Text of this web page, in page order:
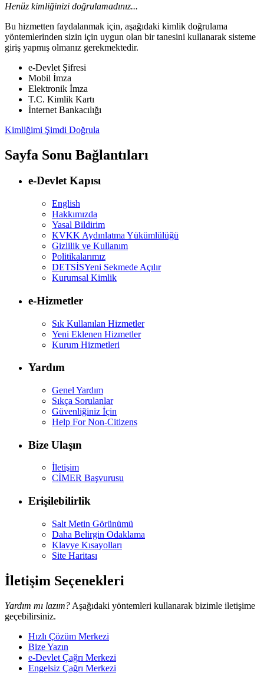
Henüz kimliğinizi doğrulamadınız...
Bu hizmetten faydalanmak için, aşağıdaki kimlik doğrulama
yöntemlerinden sizin için uygun olan bir tanesini kullanarak sisteme
giriş yapmış olmanız gerekmektedir.
e-Devlet Şifresi
Mobil İmza
Elektronik İmza
T.C. Kimlik Kartı
İnternet Bankacılığı
Kimliğimi Şimdi Doğrula
Sayfa Sonu Bağlantıları
e-Devlet Kapısı
English
Hakkımızda
Yasal Bildirim
KVKK Aydınlatma Yükümlülüğü
Gizlilik ve Kullanım
Politikalarımız
DETSİSYeni Sekmede Açılır
Kurumsal Kimlik
e-Hizmetler
Sık Kullanılan Hizmetler
Yeni Eklenen Hizmetler
Kurum Hizmetleri
Yardım
Genel Yardım
Sıkça Sorulanlar
Güvenliğiniz İçin
Help For Non-Citizens
Bize Ulaşın
İletişim
CİMER Başvurusu
Erişilebilirlik
Salt Metin Görünümü
Daha Belirgin Odaklama
Klavye Kısayolları
Site Haritası
İletişim Seçenekleri
Yardım mı lazım? Aşağıdaki yöntemleri kullanarak bizimle iletişime
geçebilirsiniz.
Hızlı Çözüm Merkezi
Bize Yazın
e-Devlet Çağrı Merkezi
Engelsiz Çağrı Merkezi